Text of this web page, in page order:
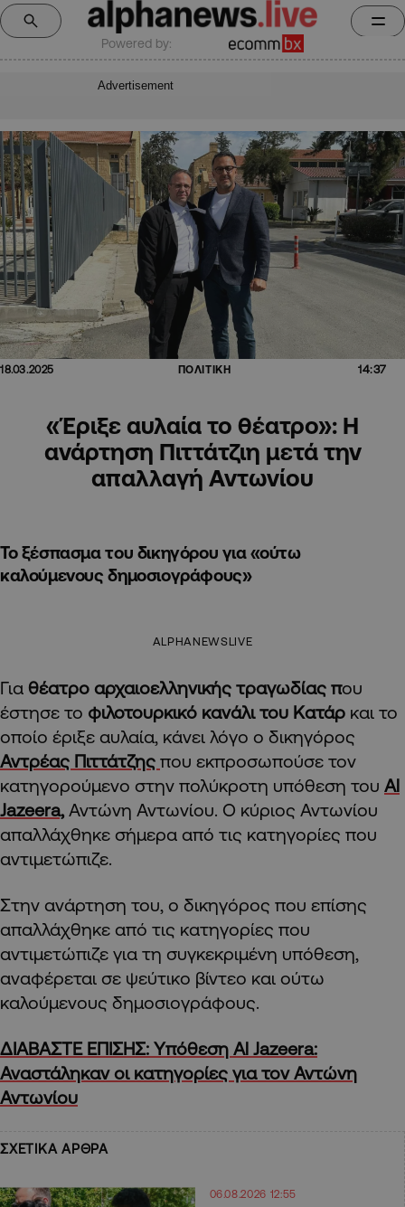
Powered by:
Advertisement
18.03.2025 ΠΟΛΙΤΙΚΗ 14:37
«Έριξε αυλαία το θέατρο»: Η
ανάρτηση Πιττάτζιη μετά την
απαλλαγή Αντωνίου
Το ξέσπασμα του δικηγόρου για «ούτω
καλούμενους δημοσιογράφους»
ALPHANEWSLIVE
Για θέατρο αρχαιοελληνικής τραγωδίας που
έστησε το φιλοτουρκικό κανάλι του Κατάρ και το
οποίο έριξε αυλαία, κάνει λόγο ο δικηγόρος
Αντρέας Πιττάτζης που εκπροσωπούσε τον
κατηγορούμενο στην πολύκροτη υπόθεση του Al
Jazeera, Αντώνη Αντωνίου. O κύριος Αντωνίου
απαλλάχθηκε σήμερα από τις κατηγορίες που
αντιμετώπιζε.
Στην ανάρτηση του, ο δικηγόρος που επίσης
απαλλάχθηκε από τις κατηγορίες που
αντιμετώπιζε για τη συγκεκριμένη υπόθεση,
αναφέρεται σε ψεύτικο βίντεο και ούτω
καλούμενους δημοσιογράφους.
ΔΙΑΒΑΣΤΕ ΕΠΙΣΗΣ: Yπόθεση Al Jazeera:
Αναστάληκαν οι κατηγορίες για τον Αντώνη
Αντωνίου
ΣΧΕΤΙΚΑ ΑΡΘΡΑ
06.08.2026 12:55